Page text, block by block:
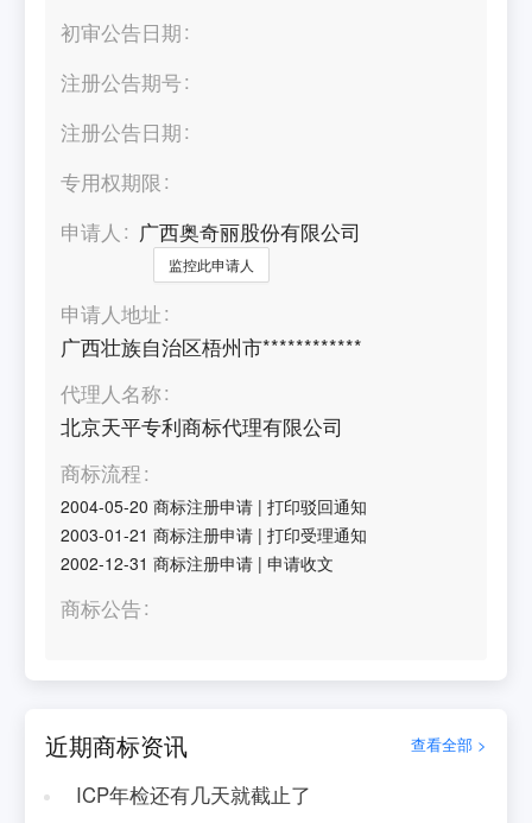
初审公告日期
注册公告期号
注册公告日期
专用权期限
申请人
广西奥奇丽股份有限公司
监控此申请人
申请人地址
广西壮族自治区梧州市************
代理人名称
北京天平专利商标代理有限公司
商标流程
2004-05-20 商标注册申请 |打印驳回通知
2003-01-21 商标注册申请 |打印受理通知
2002-12-31 商标注册申请 |申请收文
商标公告
近期商标资讯 查看全部 >
ICP年检还有几天就截止了